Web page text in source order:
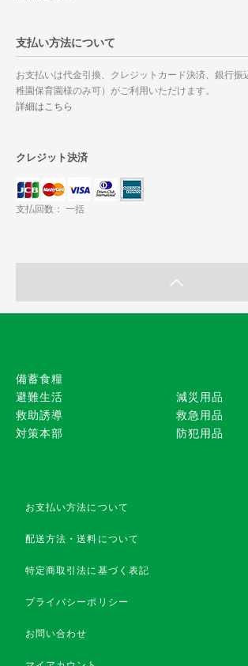
支払い方法について
お支払いは代金引換、クレジットカード決済、銀行振
稚園保育園様のみ可）がご利用いただけます。
詳細はこちら
クレジット決済
支払回数： 一括
備蓄食糧
避難生活
救助誘導
対策本部
減災用品
救急用品
防犯用品
お支払い方法について
配送方法・送料について
特定商取引法に基づく表記
プライバシーポリシー
お問い合わせ